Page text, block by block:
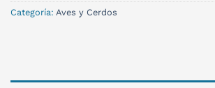
Categoría: Aves y Cerdos